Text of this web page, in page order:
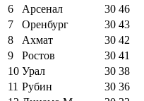
6
Арсенал 30 46
7
Оренбург 30 43
8
Ахмат 30 42
9
Ростов 30 41
10 Урал 30 38
11 Рубин 30 36